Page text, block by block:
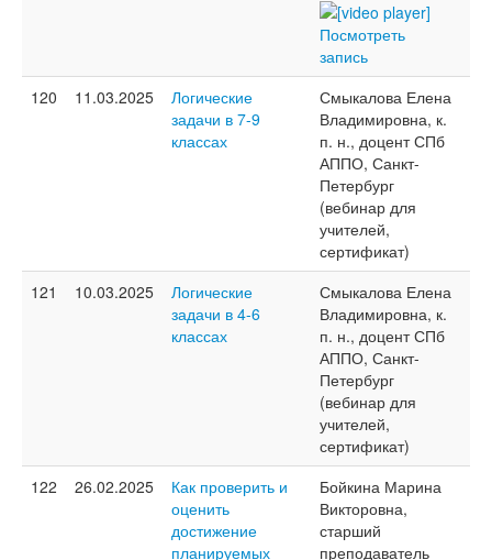
Посмотреть
запись
120
11.03.2025
Логические
задачи в 7-9
классах
Смыкалова Елена
Владимировна, к.
п. н., доцент СПб
АППО, Санкт-
Петербург
(вебинар для
учителей,
сертификат)
121
10.03.2025
Логические
задачи в 4-6
классах
Смыкалова Елена
Владимировна, к.
п. н., доцент СПб
АППО, Санкт-
Петербург
(вебинар для
учителей,
сертификат)
122
26.02.2025
Как проверить и
оценить
достижение
планируемых
Бойкина Марина
Викторовна,
старший
преподаватель